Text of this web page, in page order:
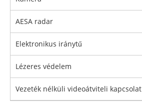
AESA radar
Elektronikus iránytű
Lézeres védelem
Vezeték nélküli videoátviteli kapcsolat